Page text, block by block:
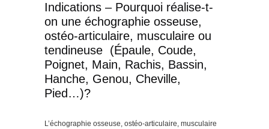
Indications – Pourquoi réalise-t-
on une échographie osseuse,
ostéo-articulaire, musculaire ou
tendineuse (Épaule, Coude,
Poignet, Main, Rachis, Bassin,
Hanche, Genou, Cheville,
Pied…)?
L’échographie osseuse, ostéo-articulaire, musculaire